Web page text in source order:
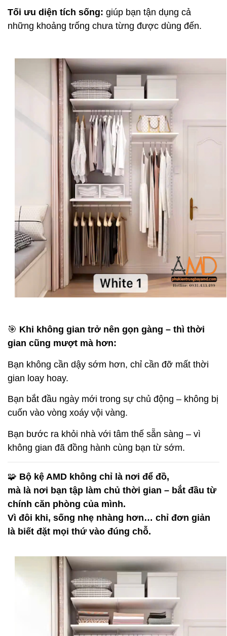
Tối ưu diện tích sống: giúp bạn tận dụng cả
những khoảng trống chưa từng được dùng đến.
🎯 Khi không gian trở nên gọn gàng – thì thời
gian cũng mượt mà hơn:
Bạn không cần dậy sớm hơn, chỉ cần đỡ mất thời
gian loay hoay.
Bạn bắt đầu ngày mới trong sự chủ động – không bị
cuốn vào vòng xoáy vội vàng.
Bạn bước ra khỏi nhà với tâm thế sẵn sàng – vì
không gian đã đồng hành cùng bạn từ sớm.
🧩 Bộ kệ AMD không chỉ là nơi để đồ,
mà là nơi bạn tập làm chủ thời gian – bắt đầu từ
chính căn phòng của mình.
Vì đôi khi, sống nhẹ nhàng hơn… chỉ đơn giản
là biết đặt mọi thứ vào đúng chỗ.